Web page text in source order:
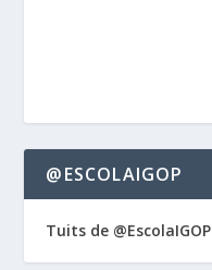
@ESCOLAIGOP
Tuits de @EscolaIGOP